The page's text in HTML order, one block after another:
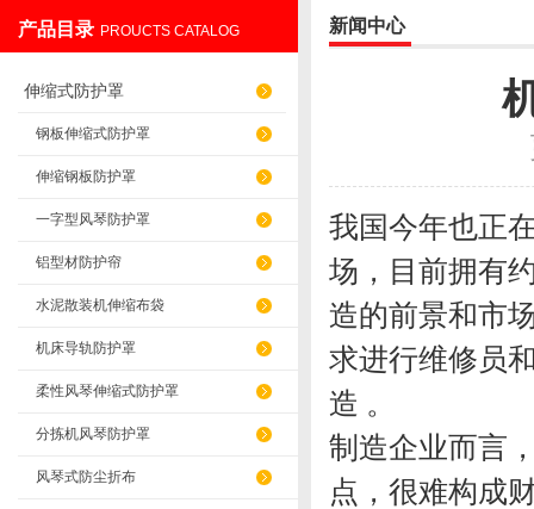
盐山华蒴机床附件制造有限公司
产品目录 PROUCTS CATALOG
伸缩式防护罩
钢板伸缩式防护罩
伸缩钢板防护罩
一字型风琴防护罩
铝型材防护帘
水泥散装机伸缩布袋
机床导轨防护罩
柔性风琴伸缩式防护罩
分拣机风琴防护罩
风琴式防尘折布
新闻中心
我国今年也正
场，目前拥有
造的前景和市
求进行维修员
造
制造企业而言
点，很难构成